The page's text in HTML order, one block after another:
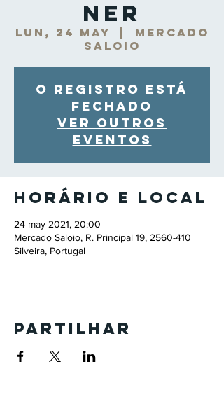
ner
lun, 24 may
Mercado
Saloio
O registro está
fechado
Ver outros
eventos
Horário e local
24 may 2021, 20:00
Mercado Saloio, R. Principal 19, 2560-410
Silveira, Portugal
Partilhar